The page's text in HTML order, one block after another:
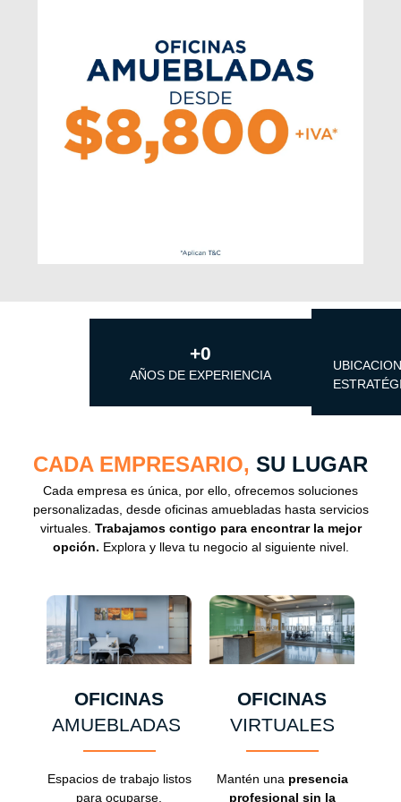
AÑOS DE EXPERIENCIA
+0
CADA EMPRESARIO, SU LUGAR
Cada empresa es única, por ello, ofrecemos soluciones
personalizadas, desde oficinas amuebladas hasta servicios
virtuales. Trabajamos contigo para encontrar la mejor
opción. Explora y lleva tu negocio al siguiente nivel.
OFICINAS
AMUEBLADAS
Espacios de trabajo listos
para ocuparse,
OFICINAS
VIRTUALES
Mantén una presencia
profesional sin la